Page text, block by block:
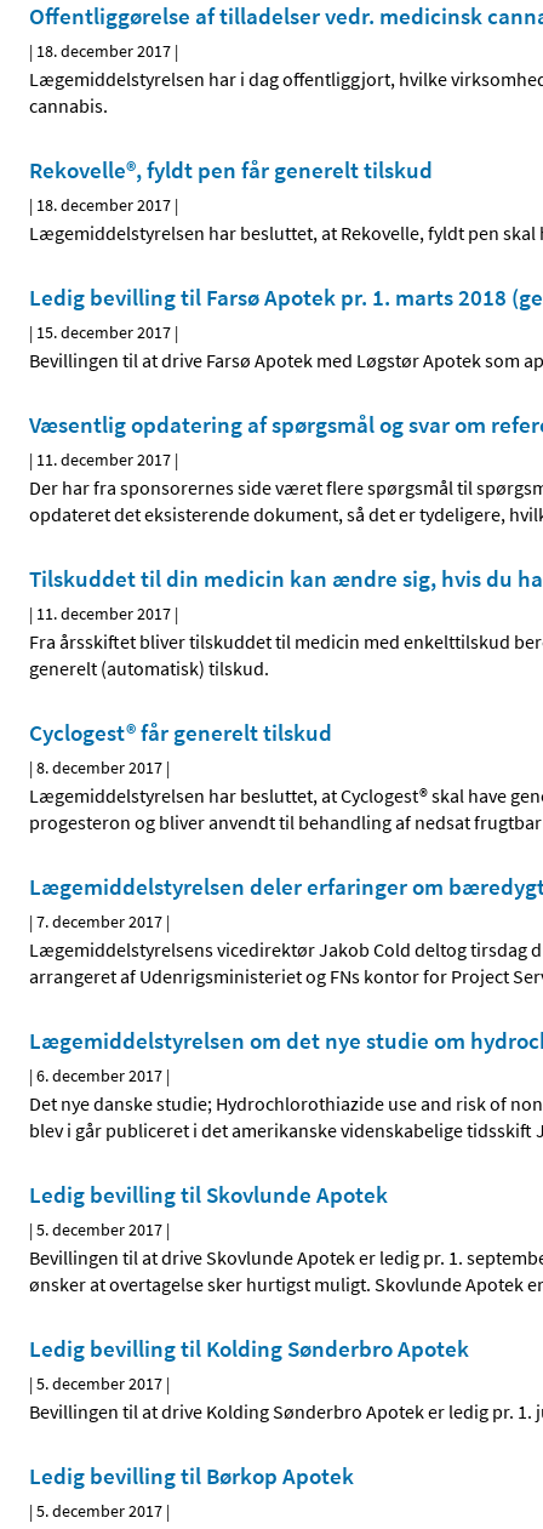
Offentliggørelse af tilladelser vedr. medicinsk
| 18. december 2017 |
Lægemiddelstyrelsen har i dag offentliggjort, hvilke
cannabis.
Rekovelle®, fyldt pen får generelt tilskud
| 18. december 2017 |
Lægemiddelstyrelsen har besluttet, at Rekovelle, fyldt pen skal
Ledig bevilling til Farsø Apotek pr. 1. marts 2018
| 15. december 2017 |
Bevillingen til at drive Farsø Apotek med Løgstør Apotek som
Væsentlig opdatering af spørgsmål og svar om
| 11. december 2017 |
Der har fra sponsorernes side været flere spørgsmål til
opdateret det eksisterende dokument, så det er tydeligere,
Tilskuddet til din medicin kan ændre sig, hvis du
| 11. december 2017 |
Fra årsskiftet bliver tilskuddet til medicin med enkelttilskud
generelt (automatisk) tilskud.
Cyclogest® får generelt tilskud
|8. december 2017 |
Lægemiddelstyrelsen har besluttet, at Cyclogest® skal have
progesteron og bliver anvendt til behandling af nedsat
Lægemiddelstyrelsen deler erfaringer om
|7. december 2017 |
Lægemiddelstyrelsens vicedirektør Jakob Cold deltog tirsdag
arrangeret af Udenrigsministeriet og FNs kontor for Project
Lægemiddelstyrelsen om det nye studie om
|6. december 2017 |
Det nye danske studie; Hydrochlorothiazide use and risk of
blev i går publiceret i det amerikanske videnskabelige
Ledig bevilling til Skovlunde Apotek
|5. december 2017 |
Bevillingen til at drive Skovlunde Apotek er ledig pr. 1.
ønsker at overtagelse sker hurtigst muligt. Skovlunde Apotek
Ledig bevilling til Kolding Sønderbro Apotek
|5. december 2017 |
Bevillingen til at drive Kolding Sønderbro Apotek er ledig pr.
Ledig bevilling til Børkop Apotek
|5. december 2017 |